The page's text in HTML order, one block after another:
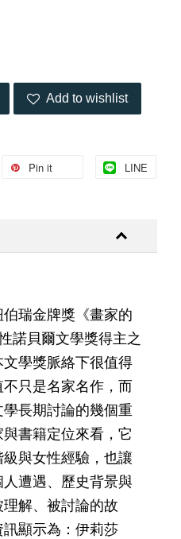
Add to wishlist
Pin it LINE
瑞金牌獎《畫家的
諾貝爾文學獎得主之
文學獎脈絡下很值得
只是名家名作，而
長期討論的幾個重
書籍定位來看，它
與女性經驗，也讓
遭遇、歷史背景與
解、被討論的故
顯示為：伊莉莎